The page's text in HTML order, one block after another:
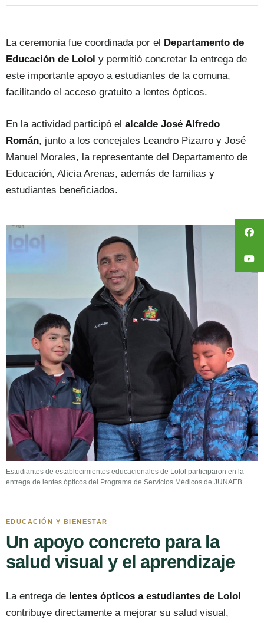
La ceremonia fue coordinada por el Departamento de
Educación de Lolol y permitió concretar la entrega de
este importante apoyo a estudiantes de la comuna,
facilitando el acceso gratuito a lentes ópticos.
En la actividad participó el alcalde José Alfredo
Román, junto a los concejales Leandro Pizarro y José
Manuel Morales, la representante del Departamento de
Educación, Alicia Arenas, además de familias y
estudiantes beneficiados.
Estudiantes de establecimientos educacionales de Lolol participaron en la
entrega de lentes ópticos del Programa de Servicios Médicos de JUNAEB.
EDUCACIÓN Y BIENESTAR
Un apoyo concreto para la
salud visual y el aprendizaje
La entrega de lentes ópticos a estudiantes de Lolol
contribuye directamente a mejorar su salud visual,